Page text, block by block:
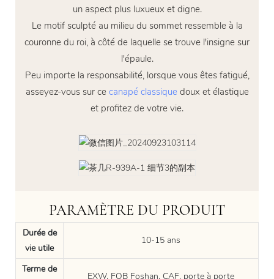
un aspect plus luxueux et digne.
Le motif sculpté au milieu du sommet ressemble à la
couronne du roi, à côté de laquelle se trouve l'insigne sur
l'épaule.
Peu importe la responsabilité, lorsque vous êtes fatigué,
asseyez-vous sur ce canapé classique doux et élastique
et profitez de votre vie.
PARAMÈTRE DU PRODUIT
Durée de
vie utile
10-15 ans
Terme de
EXW, FOB Foshan, CAF, porte à porte